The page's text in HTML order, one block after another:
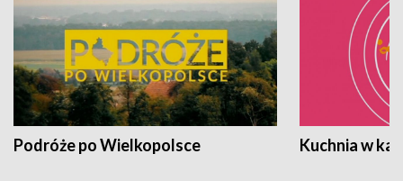
Podróże po Wielkopolsce Kuchnia w